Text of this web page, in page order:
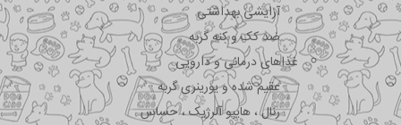
آرایشی بهداشتی
ضد کک و کنه گربه
غذاهای درمانی و دارویی
عقیم شده و یورینری گربه
رنال ، هایپو آلرژیک ، حساس